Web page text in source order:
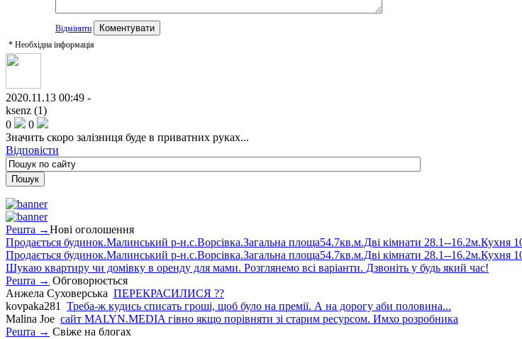
Відмінити
* Необхідна інформація
2020.11.13 00:49 -
ksenz (1)
0
0
Значить скоро залізниця буде в приватних руках...
Відповісти
Решта →Нові оголошення
Продається будинок.Малинський р-н.с.Ворсівка.Загальна площа54.7кв.м.Дві кімнати 28.1--16.2м.Кухня
Продається будинок.Малинський р-н.с.Ворсівка.Загальна площа54.7кв.м.Дві кімнати 28.1--16.2м.Кухня
Шукаю квартиру чи домівку в оренду для мами. Розглянемо всі варіанти. Дзвоніть у будь який час!
Решта → Обговорюється
Анжела Суховерська ПЕРЕКРАСИЛИСЯ ??
kovpaka281
Треба-ж кудись списать гроші, щоб було на премії. А на дорогу аби половина...
Malina Joe сайт MALYN.MEDIA гiвно якщо порiвняти зi старим ресурсом. Имхо розробника
Решта → Свіже на блогах